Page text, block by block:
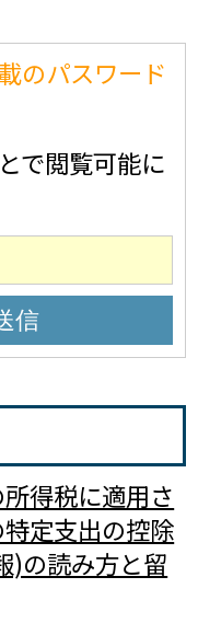
のパスワード
で閲覧可能に
得税に適用さ
定支出の控除
)の読み方と留